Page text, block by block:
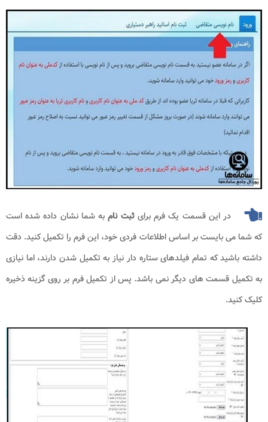
در این قسمت یک فرم برایثبت نام به شما نشان داده شده است
که شما می بایست بر اساس اطلاعات فردی خود، این فرم را تکمیل کنید. دقت
داشته باشید که تمام فیلدهای ستاره دار نیاز به تکمیل شدن دارند، اما نیازی
به تکمیل قسمت های دیگر نمی باشد. پس از تکمیل فرم بر روی گزینه ذخیره
کلیک کنید.